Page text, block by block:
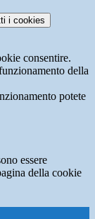
i cookies
consentire.
della
potete
essere
della cookie